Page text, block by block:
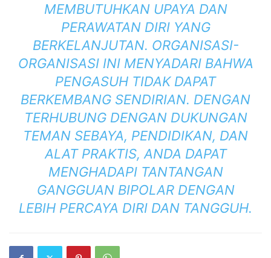
MEMBUTUHKAN UPAYA DAN
PERAWATAN DIRI YANG
BERKELANJUTAN. ORGANISASI-
ORGANISASI INI MENYADARI BAHWA
PENGASUH TIDAK DAPAT
BERKEMBANG SENDIRIAN. DENGAN
TERHUBUNG DENGAN DUKUNGAN
TEMAN SEBAYA, PENDIDIKAN, DAN
ALAT PRAKTIS, ANDA DAPAT
MENGHADAPI TANTANGAN
GANGGUAN BIPOLAR DENGAN
LEBIH PERCAYA DIRI DAN TANGGUH.